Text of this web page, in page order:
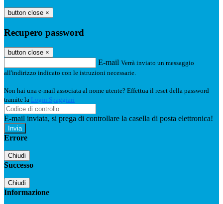
button close ×
Recupero password
button close ×
E-mail Verrà inviato un messaggio
all'indirizzo indicato con le istruzioni necessarie.
Non hai una e-mail associata al nome utente? Effettua il reset della password
tramite la Login Spaggiari
E-mail inviata, si prega di controllare la casella di posta elettronica!
Errore
Chiudi
Successo
Chiudi
Informazione